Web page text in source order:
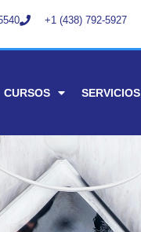
+1 (438) 792-5927
CURSOS SERVICIOS